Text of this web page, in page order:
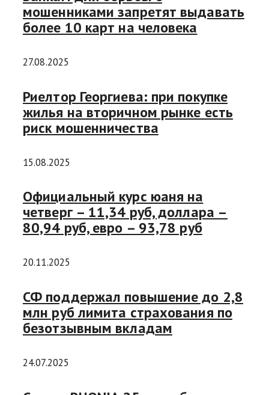
мошенниками запретят выдавать
более 10 карт на человека
27.08.2025
Риелтор Георгиева: при покупке
жилья на вторичном рынке есть
риск мошенничества
15.08.2025
Официальный курс юаня на
четверг – 11,34 руб, доллара –
80,94 руб, евро – 93,78 руб
20.11.2025
СФ поддержал повышение до 2,8
млн руб лимита страхования по
безотзывным вкладам
24.07.2025